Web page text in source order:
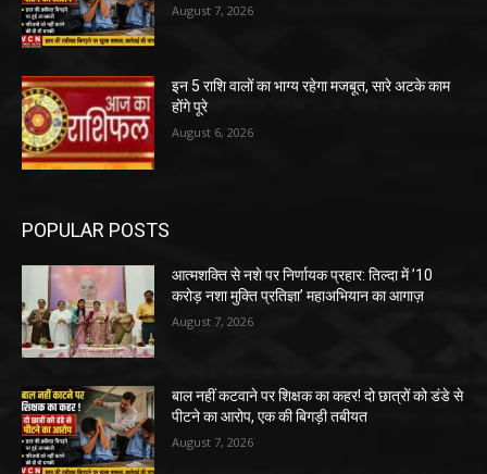
August 7, 2026
इन 5 राशि वालों का भाग्य रहेगा मजबूत, सारे अटके काम
होंगे पूरे
August 6, 2026
POPULAR POSTS
आत्मशक्ति से नशे पर निर्णायक प्रहार: तिल्दा में ’10
करोड़ नशा मुक्ति प्रतिज्ञा’ महाअभियान का आगाज़
August 7, 2026
बाल नहीं कटवाने पर शिक्षक का कहर! दो छात्रों को डंडे से
पीटने का आरोप, एक की बिगड़ी तबीयत
August 7, 2026